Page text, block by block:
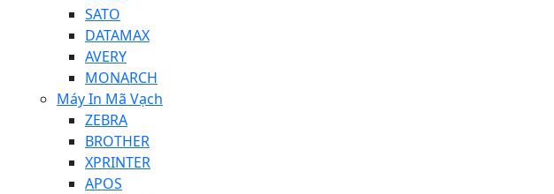
SATO
DATAMAX
AVERY
MONARCH
Máy In Mã Vạch
ZEBRA
BROTHER
XPRINTER
APOS